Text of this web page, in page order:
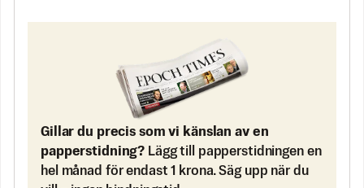
Gillar du precis som vi känslan av en
papperstidning? Lägg till papperstidningen en
hel månad för endast 1 krona. Säg upp när du